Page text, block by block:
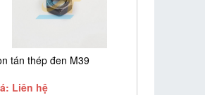
tán thép đen M39
Liên hệ